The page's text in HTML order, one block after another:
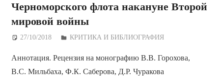
Черноморского флота накануне Второй
мировой войны
27/10/2018 Дежурный по Редакции
КРИТИКА И БИБЛИОГРАФИЯ
Аннотация. Рецензия на монографию В.В. Горохова,
В.С. Мильбаха, Ф.К. Саберова, Д.Р. Чуракова